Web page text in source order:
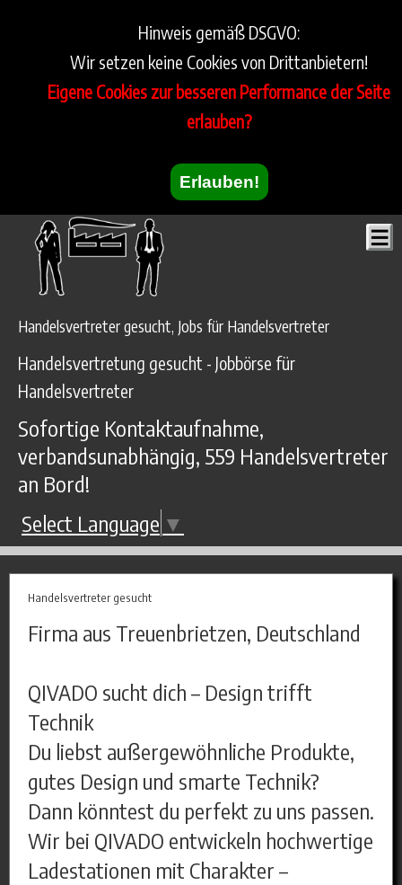
Hinweis gemäß DSGVO:
Wir setzen keine Cookies von Drittanbietern!
Eigene Cookies zur besseren Performance der Seite
erlauben?
Erlauben!
Handelsvertreter gesucht, Jobs für Handelsvertreter
Handelsvertretung gesucht - Jobbörse für
Handelsvertreter
Sofortige Kontaktaufnahme,
verbandsunabhängig, 559 Handelsvertreter
an Bord!
Select Language ▼
Handelsvertreter gesucht
Firma aus Treuenbrietzen, Deutschland
QIVADO sucht dich – Design trifft
Technik
Du liebst außergewöhnliche Produkte,
gutes Design und smarte Technik?
Dann könntest du perfekt zu uns passen.
Wir bei QIVADO entwickeln hochwertige
Ladestationen mit Charakter –